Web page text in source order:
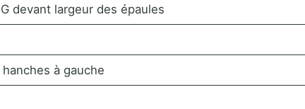
devant largeur des épaules
à gauche